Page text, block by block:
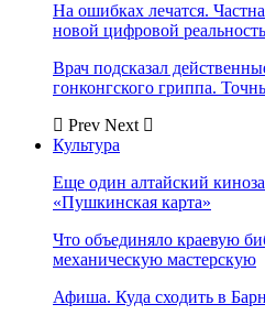
На ошибках лечатся.
новой цифровой
Врач подсказал
гонконгского гриппа.
Prev Next
Культура
Еще один алтайский
«Пушкинская карта»
Что объединяло краевую
механическую мастерскую
Афиша. Куда сходить в